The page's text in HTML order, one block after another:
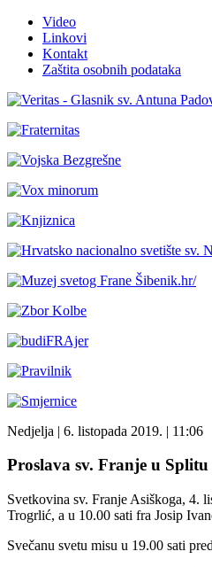
Video
Linkovi
Kontakt
Zaštita osobnih podataka
Nedjelja | 6. listopada 2019. | 11:06
Proslava sv. Franje u Splitu
Svetkovina sv. Franje Asiškoga, 4.
Trogrlić, a u 10.00 sati fra Josip
Svečanu svetu misu u 19.00 sati